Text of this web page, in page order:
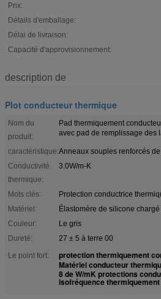
Prix:
Détails d'emballage:
Délai de livraison:
Capacité d'approvisionnement:
description de
Plot conducteur thermique
Nom du
produit:
Pad thermiquement
avec pad de remplissage des
caractéristique:Anneaux souples renforcés
Conductivité
thermique:
3.0W/m-K
Mots clés:
Protection conductrice
Matériel:
Élastomère de silicone
Couleur:
Le gris
Dureté:
27 ± 5 à terre 00
Le point fort:
protection thermiquement
Matériel conducteur
8 de W/mK protections
isofréquence thermiquement